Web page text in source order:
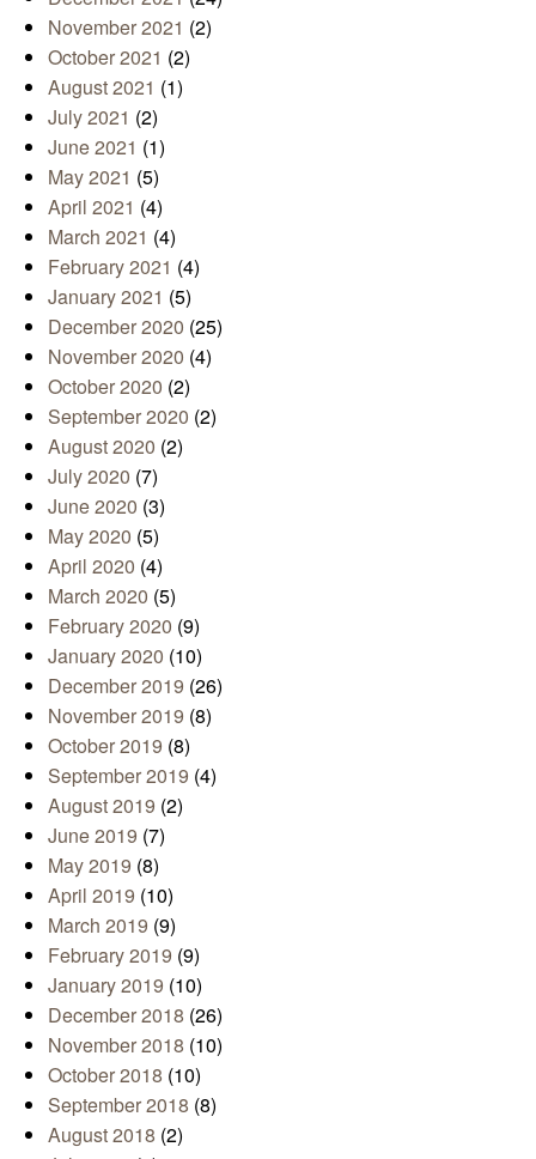
November 2021 (2)
October 2021 (2)
August 2021 (1)
July 2021 (2)
June 2021 (1)
May 2021 (5)
April 2021 (4)
March 2021 (4)
February 2021 (4)
January 2021 (5)
December 2020 (25)
November 2020 (4)
October 2020 (2)
September 2020 (2)
August 2020 (2)
July 2020 (7)
June 2020 (3)
May 2020 (5)
April 2020 (4)
March 2020 (5)
February 2020 (9)
January 2020 (10)
December 2019 (26)
November 2019 (8)
October 2019 (8)
September 2019 (4)
August 2019 (2)
June 2019 (7)
May 2019 (8)
April 2019 (10)
March 2019 (9)
February 2019 (9)
January 2019 (10)
December 2018 (26)
November 2018 (10)
October 2018 (10)
September 2018 (8)
August 2018 (2)